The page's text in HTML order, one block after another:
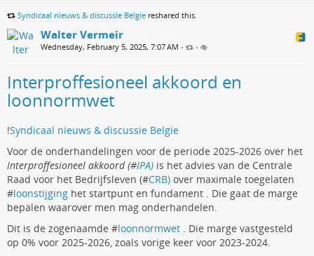
Syndicaal nieuws & discussie Belgie reshared this.
Walter Vermeir
Wednesday, February 5, 2025, 7:07 AM • •
Interproffesioneel akkoord en
loonnormwet
!Syndicaal nieuws & discussie Belgie
Voor de onderhandelingen voor de periode 2025-2026 over het
Interproffesioneel akkoord (#IPA) is het advies van de Centrale
Raad voor het Bedrijfsleven (#CRB) over maximale toegelaten
#loonstijging het startpunt en fundament . Die gaat de marge
bepalen waarover men mag onderhandelen.
Dit is de zogenaamde #loonnormwet . Die marge vastgesteld
op 0% voor 2025-2026, zoals vorige keer voor 2023-2024.